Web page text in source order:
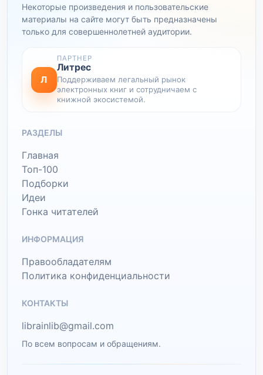
Некоторые произведения и пользовательские
материалы на сайте могут быть предназначены
только для совершеннолетней аудитории.
Л
ПАРТНЕР
Литрес
Поддерживаем легальный рынок
электронных книг и сотрудничаем с
книжной экосистемой.
РАЗДЕЛЫ
Главная
Топ-100
Подборки
Идеи
Гонка читателей
ИНФОРМАЦИЯ
Правообладателям
Политика конфиденциальности
КОНТАКТЫ
librainlib@gmail.com
По всем вопросам и обращениям.